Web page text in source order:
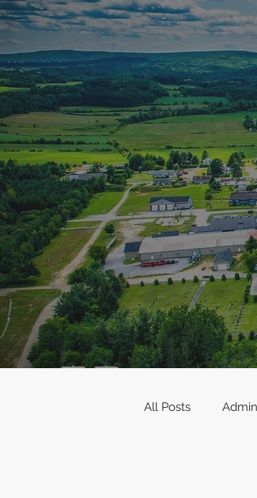
All Posts